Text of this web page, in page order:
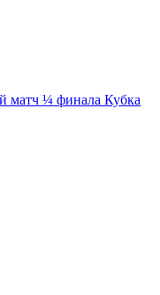
матч ¼ финала Кубка